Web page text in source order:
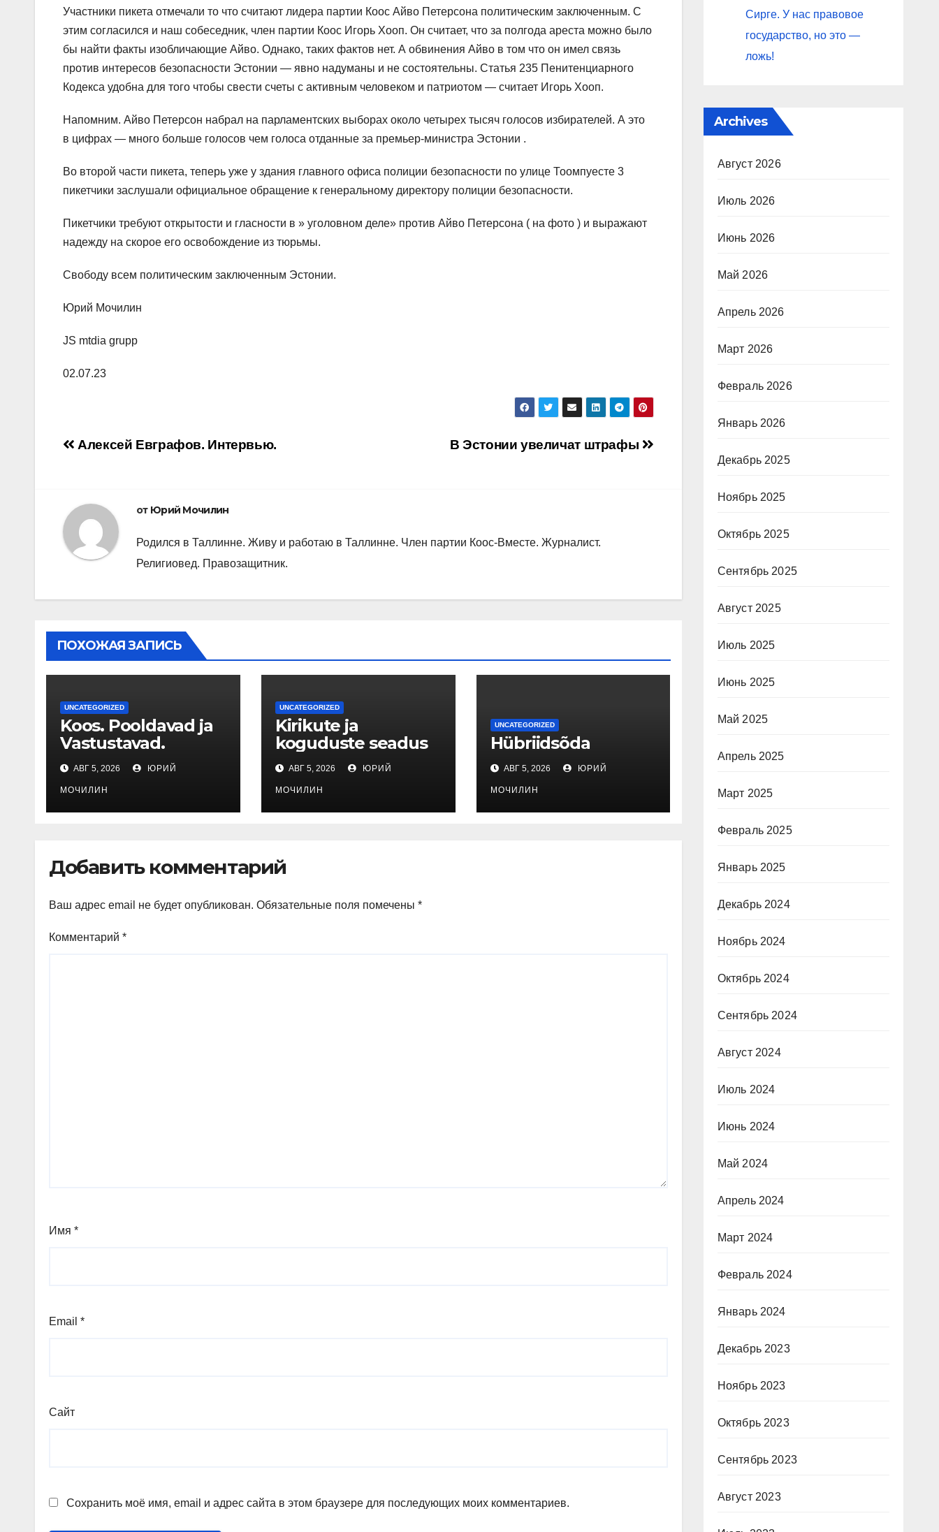
Участники пикета отмечали то что считают лидера партии Коос Айво Петерсона политическим заключенным. С
этим согласился и наш собеседник, член партии Коос Игорь Хооп. Он считает, что за полгода ареста можно было
бы найти факты изобличающие Айво. Однако, таких фактов нет. А обвинения Айво в том что он имел связь
против интересов безопасности Эстонии — явно надуманы и не состоятельны. Статья 235 Пенитенциарного
Кодекса удобна для того чтобы свести счеты с активным человеком и патриотом — считает Игорь Хооп.
Напомним. Айво Петерсон набрал на парламентских выборах около четырех тысяч голосов избирателей. А это
в цифрах — много больше голосов чем голоса отданные за премьер-министра Эстонии .
Во второй части пикета, теперь уже у здания главного офиса полиции безопасности по улице Тоомпуесте 3
пикетчики заслушали официальное обращение к генеральному директору полиции безопасности.
Пикетчики требуют открытости и гласности в » уголовном деле» против Айво Петерсона ( на фото ) и выражают
надежду на скорое его освобождение из тюрьмы.
Свободу всем политическим заключенным Эстонии.
Юрий Мочилин
JS mtdia grupp
02.07.23
Навигация
записям
В Эстонии увеличат штрафы
Алексей Евграфов. Интервью.
от Юрий Мочилин
Родился в Таллинне. Живу и работаю в Таллинне. Член партии Коос-Вместе. Журналист.
Религиовед. Правозащитник.
ПОХОЖАЯ ЗАПИСЬ
UNCATEGORIZED
Koos. Pooldavad ja
Vastustavad.
АВГ 5, 2026 ЮРИЙ
МОЧИЛИН
UNCATEGORIZED
Kirikute ja
koguduste seadus
АВГ 5, 2026 ЮРИЙ
МОЧИЛИН
UNCATEGORIZED
Hübriidsõda
АВГ 5, 2026 ЮРИЙ
МОЧИЛИН
Добавить комментарий
Ваш адрес email не будет опубликован. Обязательные поля помечены *
Комментарий *
Имя *
Email *
Сайт
Сохранить моё имя, email и адрес сайта в этом браузере для последующих моих комментариев.
Сирге. У нас правовое
государство, но это —
ложь!
Archives
Август 2026
Июль 2026
Июнь 2026
Май 2026
Апрель 2026
Март 2026
Февраль 2026
Январь 2026
Декабрь 2025
Ноябрь 2025
Октябрь 2025
Сентябрь 2025
Август 2025
Июль 2025
Июнь 2025
Май 2025
Апрель 2025
Март 2025
Февраль 2025
Январь 2025
Декабрь 2024
Ноябрь 2024
Октябрь 2024
Сентябрь 2024
Август 2024
Июль 2024
Июнь 2024
Май 2024
Апрель 2024
Март 2024
Февраль 2024
Январь 2024
Декабрь 2023
Ноябрь 2023
Октябрь 2023
Сентябрь 2023
Август 2023